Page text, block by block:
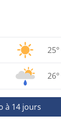
25°
26°
à 14 jours